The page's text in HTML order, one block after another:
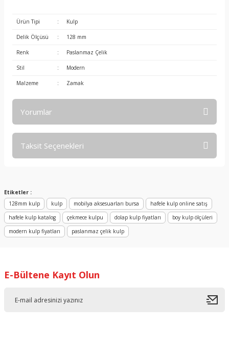
Ürün Tipi : Kulp
Delik Ölçüsü : 128 mm
Renk : Paslanmaz Çelik
Stil : Modern
Malzeme : Zamak
Yorumlar
Taksit Seçenekleri
Etiketler :
128mm kulp
kulp mobilya aksesuarları bursa
hafele kulp online satış
hafele kulp katalog
çekmece kulpu dolap kulp fiyatları
boy kulp ölçüleri
modern kulp fiyatları
paslanmaz çelik kulp
E-Bültene Kayıt Olun